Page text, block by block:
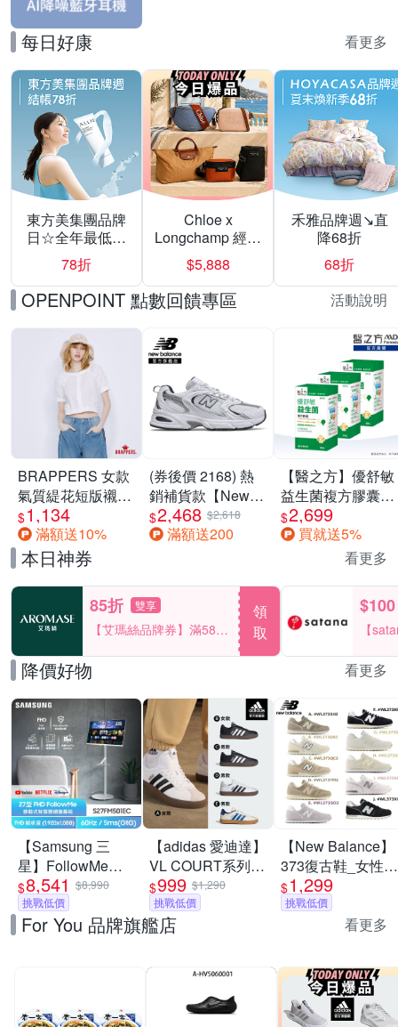
每日好康 看更多
東方美集團品牌
日☆全年最低▼
激殺28折
78折
Chloe x
Longchamp 經典
包款均一價
$5888
$5,888
禾雅品牌週↘直
降68折
68折
OPENPOINT 點數回饋專區 活動說明
BRAPPERS 女款
氣質緹花短版襯
衫-米白
$1,134
滿額送10%
(券後價 2168) 熱
銷補貨款【New
Balance】復古運
動鞋_中性_白銀
$2,468 $2,618
滿額送200
【醫之方】優舒敏
益生菌複方膠囊
(60粒) 三入組
$2,699
買就送5%
本日神券 看更多
85折 雙享
【艾瑪絲品牌券】滿580
領
取
$100
【
降價好物 看更多
【Samsung 三
星】FollowMe移
動式4K AI 智慧聯
網螢幕組
★S27FM501EC
$8,541 $8,990
挑戰低價
【adidas 愛迪達】
VL COURT系列
運動休閒鞋 男鞋/
女鞋 (多款任選)
$999 $1,290
挑戰低價
【New Balance】
373復古鞋_女性_
多款任選_Y購/網
路獨家
$1,299
挑戰低價
For You 品牌旗艦店 看更多